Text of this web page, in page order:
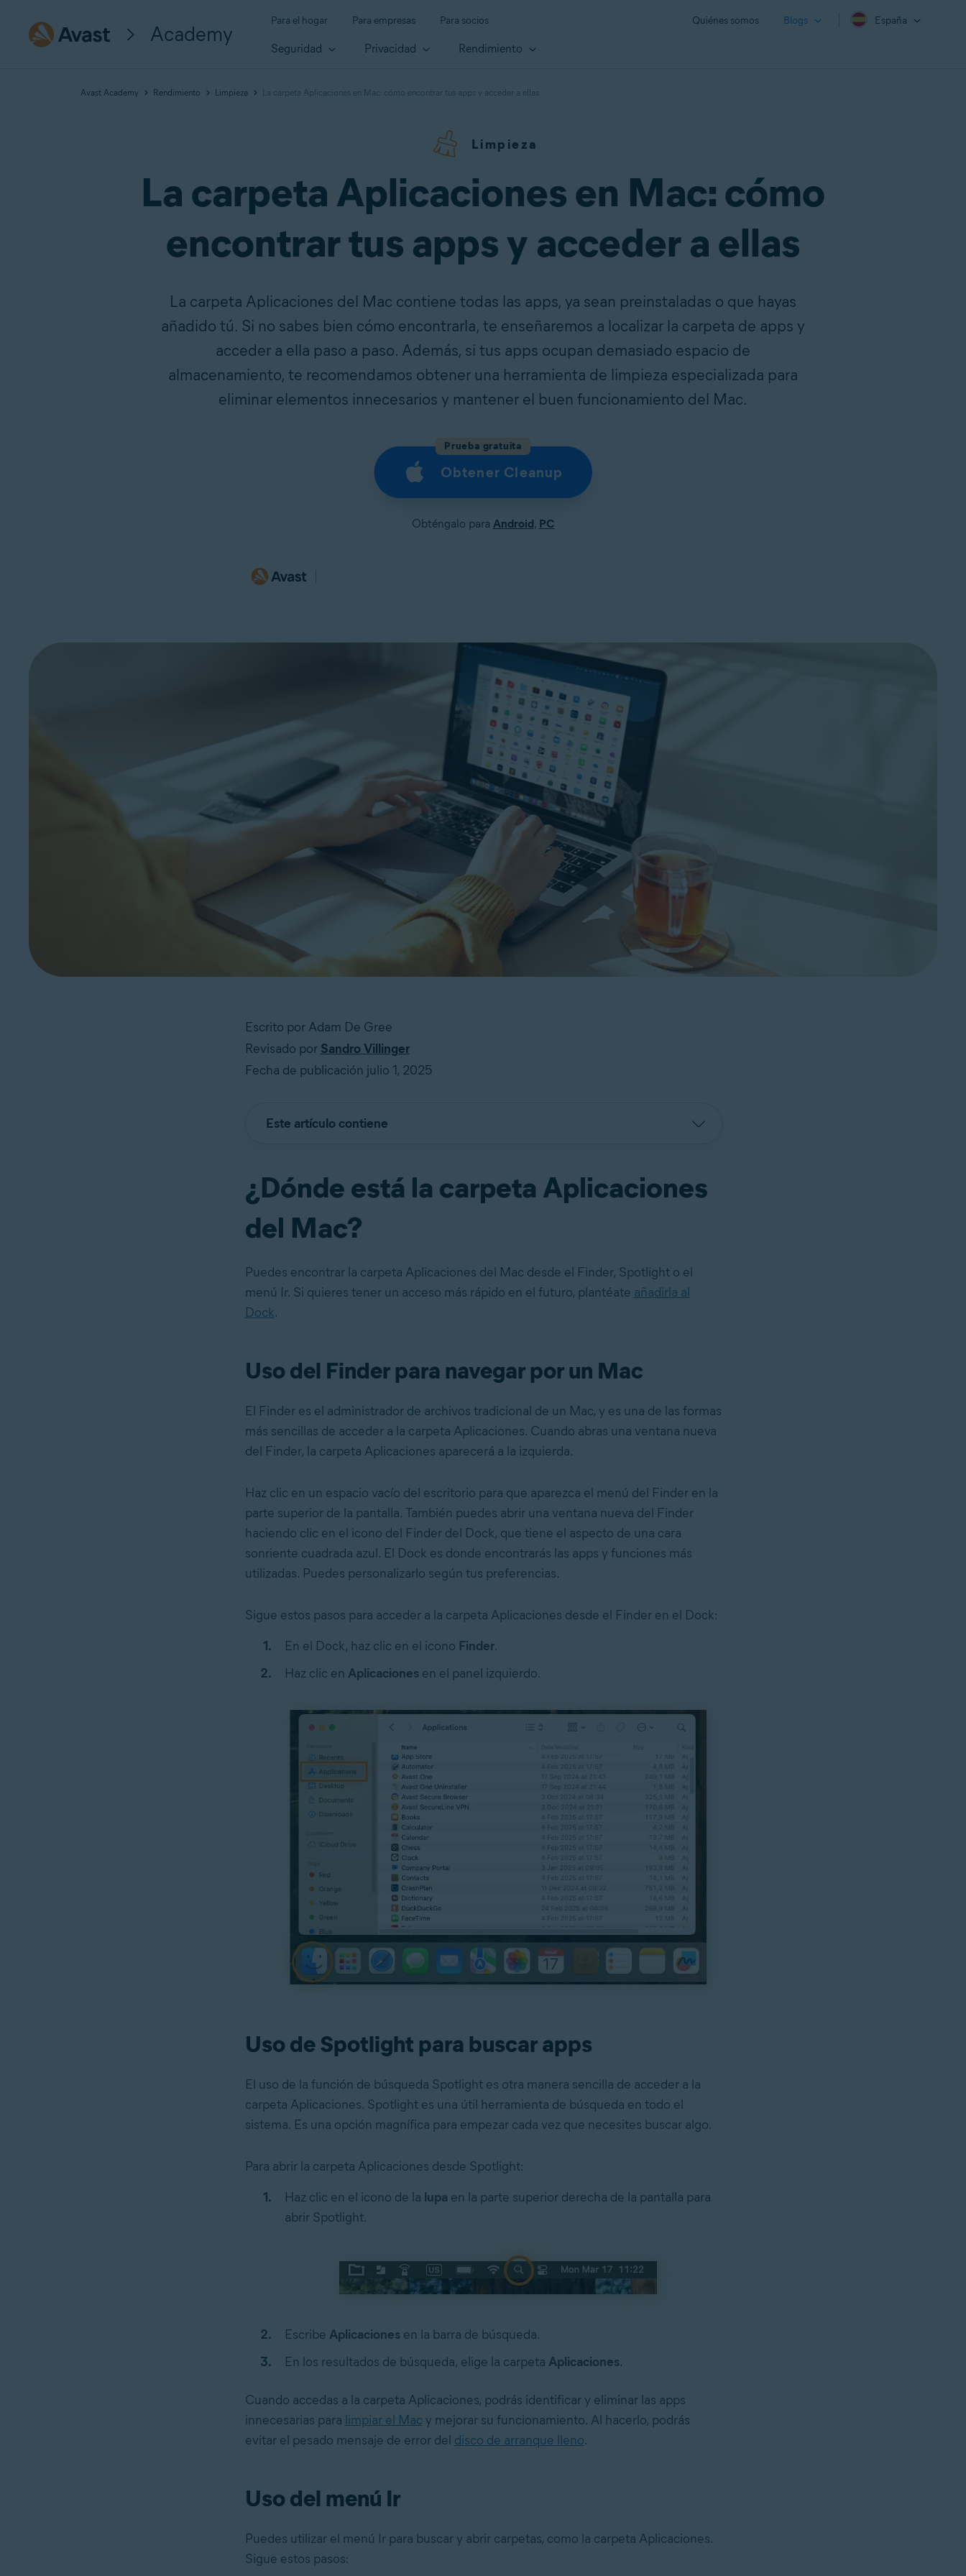
Academy
Para el hogar Para empresas Para socios Quiénes somos Blogs España
Seguridad Privacidad Rendimiento
Avast Academy Rendimiento Limpieza La carpeta Aplicaciones en Mac: cómo encontrar tus apps y acceder a ellas
Limpieza
La carpeta Aplicaciones en Mac: cómo
encontrar tus apps y acceder a ellas
La carpeta Aplicaciones del Mac contiene todas las apps, ya sean preinstaladas o que hayas
añadido tú. Si no sabes bien cómo encontrarla, te enseñaremos a localizar la carpeta de apps y
acceder a ella paso a paso. Además, si tus apps ocupan demasiado espacio de
almacenamiento, te recomendamos obtener una herramienta de limpieza especializada para
eliminar elementos innecesarios y mantener el buen funcionamiento del Mac.
Prueba gratuita
Obtener Cleanup
Obténgalo para Android, PC
Escrito por Adam De Gree
Revisado por Sandro Villinger
Fecha de publicación julio 1, 2025
Este artículo contiene
¿Dónde está la carpeta Aplicaciones
del Mac?
Puedes encontrar la carpeta Aplicaciones del Mac desde el Finder, Spotlight o el
menú Ir. Si quieres tener un acceso más rápido en el futuro, plantéate añadirla al
Dock.
Uso del Finder para navegar por un Mac
El Finder es el administrador de archivos tradicional de un Mac, y es una de las formas
más sencillas de acceder a la carpeta Aplicaciones. Cuando abras una ventana nueva
del Finder, la carpeta Aplicaciones aparecerá a la izquierda.
Haz clic en un espacio vacío del escritorio para que aparezca el menú del Finder en la
parte superior de la pantalla. También puedes abrir una ventana nueva del Finder
haciendo clic en el icono del Finder del Dock, que tiene el aspecto de una cara
sonriente cuadrada azul. El Dock es donde encontrarás las apps y funciones más
utilizadas. Puedes personalizarlo según tus preferencias.
Sigue estos pasos para acceder a la carpeta Aplicaciones desde el Finder en el Dock:
En el Dock, haz clic en el icono Finder.
Haz clic en Aplicaciones en el panel izquierdo.
Uso de Spotlight para buscar apps
El uso de la función de búsqueda Spotlight es otra manera sencilla de acceder a la
carpeta Aplicaciones. Spotlight es una útil herramienta de búsqueda en todo el
sistema. Es una opción magnífica para empezar cada vez que necesites buscar algo.
Para abrir la carpeta Aplicaciones desde Spotlight:
Haz clic en el icono de la lupa en la parte superior derecha de la pantalla para
abrir Spotlight.
Escribe Aplicacionesen la barra de búsqueda.
En los resultados de búsqueda, elige la carpeta Aplicaciones.
Cuando accedas a la carpeta Aplicaciones, podrás identificar y eliminar las apps
innecesarias para limpiar el Mac y mejorar su funcionamiento. Al hacerlo, podrás
evitar el pesado mensaje de error del disco de arranque lleno.
Uso del menú Ir
Puedes utilizar el menú Ir para buscar y abrir carpetas, como la carpeta Aplicaciones.
Sigue estos pasos: